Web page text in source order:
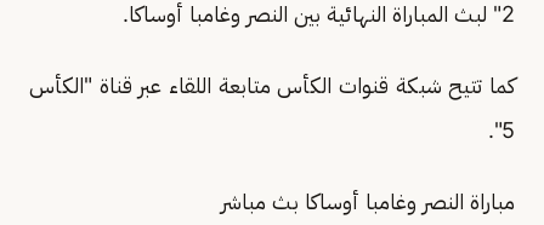
2" لبث المباراة النهائية بين النصر وغامبا أوساكا.
كما تتيح شبكة قنوات الكأس متابعة اللقاء عبر قناة "الكأس
5".
مباراة النصر وغامبا أوساكا بث مباشر